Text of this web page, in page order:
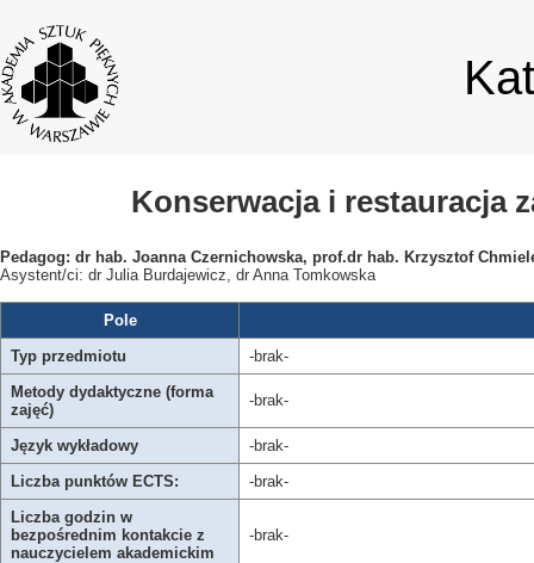
Konserwacja i restauracja
Pedagog: dr hab. Joanna Czernichowska, prof.dr hab. Krzysztof
Asystent/ci: dr Julia Burdajewicz, dr Anna Tomkowska
Pole
Typ przedmiotu
-brak-
Metody dydaktyczne (forma
zajęć)
-brak-
Język wykładowy
-brak-
Liczba punktów ECTS:
-brak-
Liczba godzin w
bezpośrednim kontakcie z
nauczycielem akademickim
-brak-